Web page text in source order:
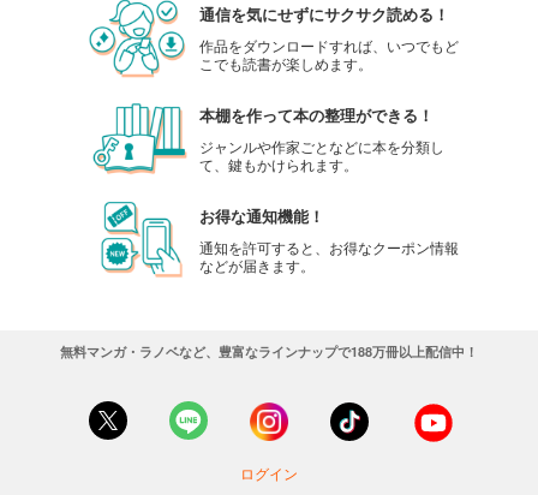
通信を気にせずにサクサク読める！
作品をダウンロードすれば、いつでもど
こでも読書が楽しめます。
本棚を作って本の整理ができる！
ジャンルや作家ごとなどに本を分類し
て、鍵もかけられます。
お得な通知機能！
通知を許可すると、お得なクーポン情報
などが届きます。
無料マンガ・ラノベなど、豊富なラインナップで188万冊以上配信中！
ログイン